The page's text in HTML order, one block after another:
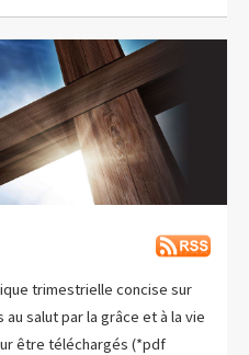
trimestrielle concise sur
salut par la grâce et à la vie
être téléchargés (*pdf